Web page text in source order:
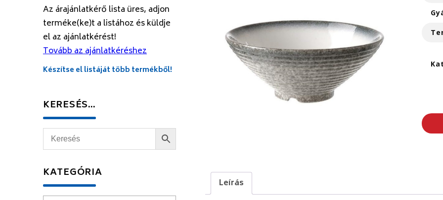
Leírás
Az árajánlatkérő lista üres, adjon
terméke(ke)t a listához és küldje
el az ajánlatkérést!
Tovább az ajánlatkéréshez
Készítse el listáját több termékből!
KERESÉS…
KATEGÓRIA